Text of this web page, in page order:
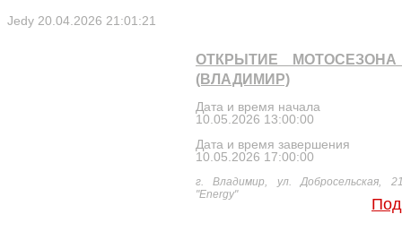
Jedy 20.04.2026 21:01:21
ОТКРЫТИЕ МОТОСЕЗОНА
(ВЛАДИМИР)
Дата и время начала
10.05.2026 13:00:00
Дата и время завершения
10.05.2026 17:00:00
г. Владимир, ул. Добросельская,
"Energy"